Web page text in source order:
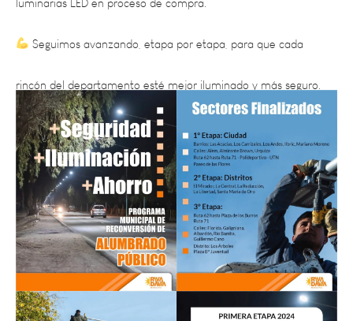
Seguimos avanzando, etapa por etapa, para que cada
rincón del departamento esté mejor iluminado y más seguro.